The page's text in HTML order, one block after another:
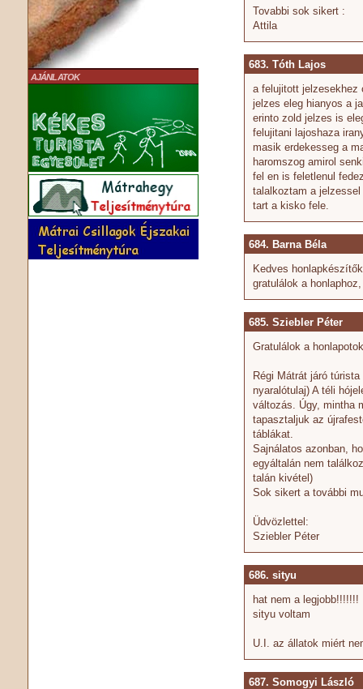
AJÁNLATOK
Tovabbi sok sikert :
Attila
683. Tóth Lajos
a felujitott jelzesekhez
jelzes eleg hianyos a
erinto zold jelzes is
felujitani lajoshaza
masik erdekesseg a
haromszog amirol
fel en is feletlenul
talalkoztam a
tart a kisko fele.
684. Barna Béla
Kedves
gratulálok a
685. Sziebler Péter
Gratulálok a
Régi Mátrát járó
nyaralótulaj) A téli
változás. Úgy, mintha
tapasztaljuk az
táblákat.
Sajnálatos azonban,
egyáltalán nem
talán kivétel)
Sok sikert a további
Üdvözlettel:
Sziebler Péter
686. sityu
hat nem a legjobb!!!!!!!
sityu voltam
U.I. az állatok miért
687. Somogyi László